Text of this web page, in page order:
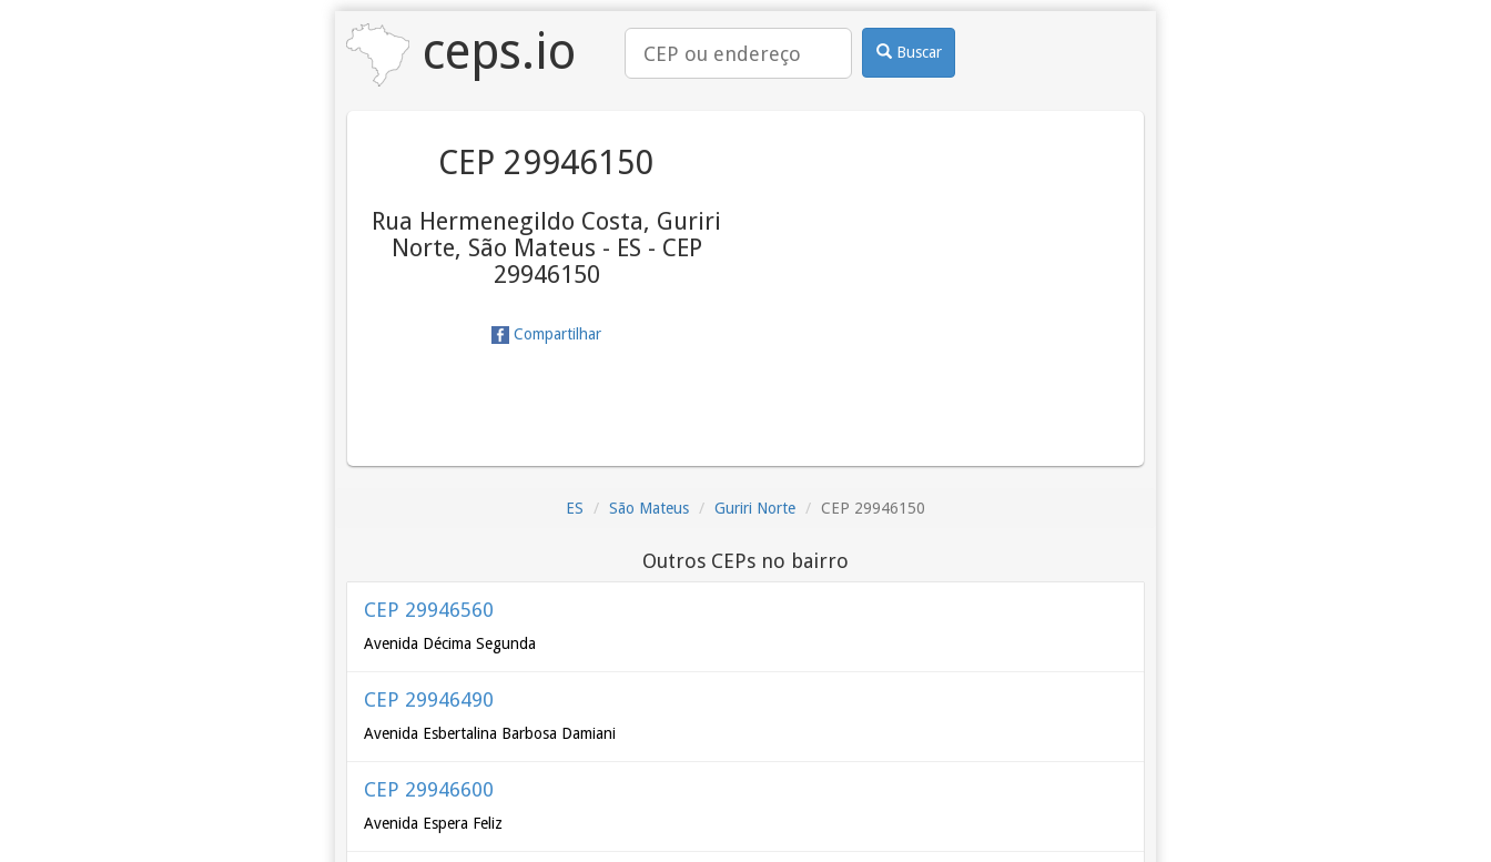
ceps.io Buscar
CEP 29946150
Rua Hermenegildo Costa, Guriri
Norte, São Mateus - ES - CEP
29946150
Compartilhar
ES São Mateus Guriri Norte CEP 29946150
Outros CEPs no bairro
CEP 29946560
Avenida Décima Segunda
CEP 29946490
Avenida Esbertalina Barbosa Damiani
CEP 29946600
Avenida Espera Feliz